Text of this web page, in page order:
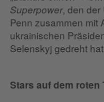
Superpower, den der
Penn zusammen mit
ukrainischen
Selenskyj gedreht
Stars auf dem roten